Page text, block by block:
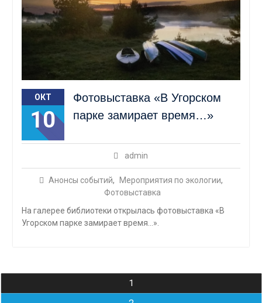
ОКТ
10
Фотовыставка «В Угорском
парке замирает время…»
admin
Анонсы событий, Мероприятия по экологии,
Фотовыставка
На галерее библиотеки открылась фотовыставка «В
Угорском парке замирает время…».
Навигация
по
1